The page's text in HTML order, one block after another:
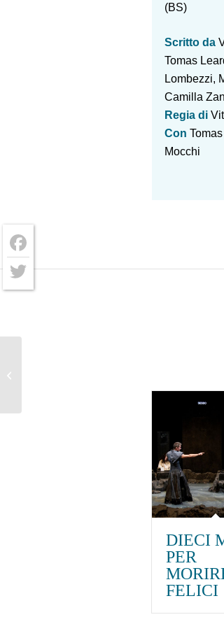
(BS)
Scritto da
Tomas
Lombezzi,
Camilla
Regia di
Con
Mocchi
DIECI
PER
FELICI
Facebook
Twitter